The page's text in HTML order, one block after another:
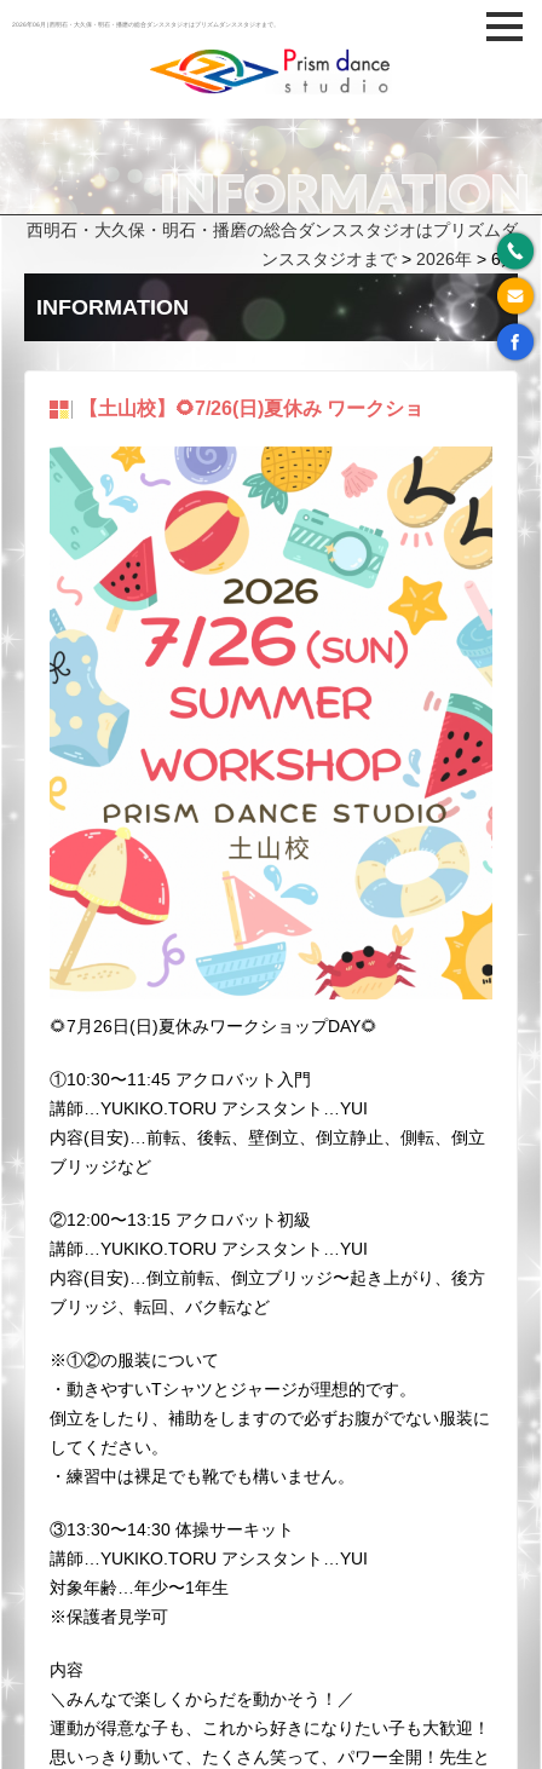
2026年06月 | 西明石・大久保・明石・播磨の総合ダンススタジオはプリズムダンススタジオまで。
INFORMATION
西明石・大久保・明石・播磨の総合ダンススタジオはプリズムダ
ンススタジオまで > 2026年 > 6月
INFORMATION
【土山校】🌻7/26(日)夏休み ワークショ
🌻7月26日(日)夏休みワークショップDAY🌻
①10:30〜11:45 アクロバット入門
講師…YUKIKO.TORU アシスタント…YUI
内容(目安)…前転、後転、壁倒立、倒立静止、側転、倒立
ブリッジなど
②12:00〜13:15 アクロバット初級
講師…YUKIKO.TORU アシスタント…YUI
内容(目安)…倒立前転、倒立ブリッジ〜起き上がり、後方
ブリッジ、転回、バク転など
※①②の服装について
・動きやすいTシャツとジャージが理想的です。
倒立をしたり、補助をしますので必ずお腹がでない服装に
してください。
・練習中は裸足でも靴でも構いません。
③13:30〜14:30 体操サーキット
講師…YUKIKO.TORU アシスタント…YUI
対象年齢…年少〜1年生
※保護者見学可
内容
＼みんなで楽しくからだを動かそう！／
運動が得意な子も、これから好きになりたい子も大歓迎！
思いっきり動いて、たくさん笑って、パワー全開！先生と